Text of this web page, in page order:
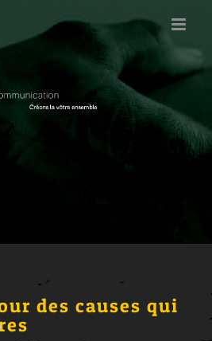
des causes qui